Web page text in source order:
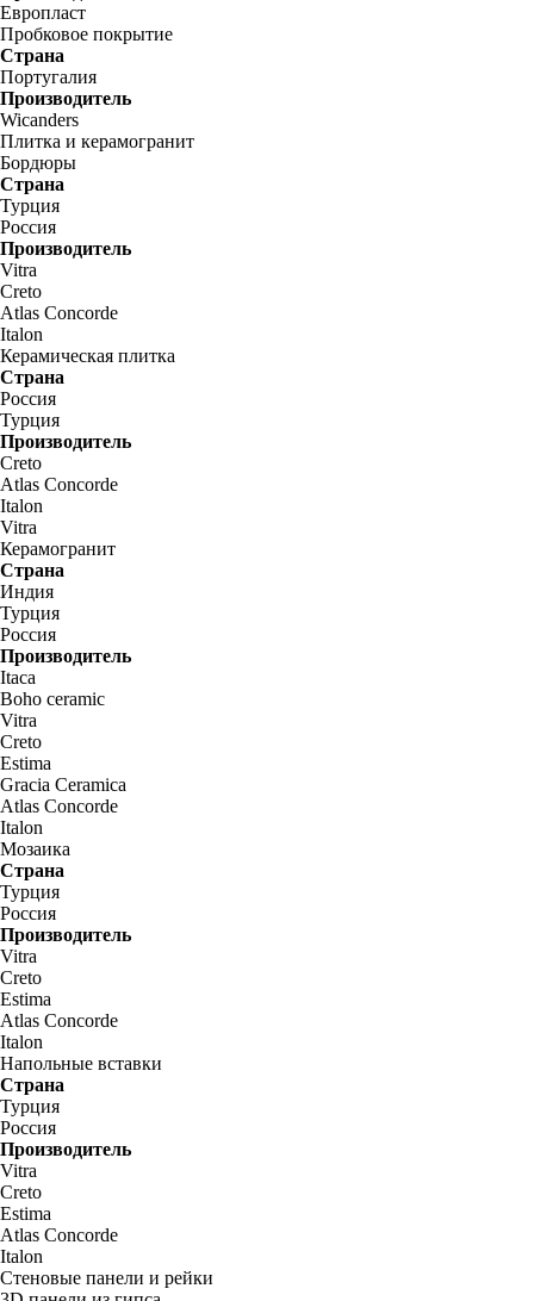
Европласт
Пробковое покрытие
Страна
Португалия
Производитель
Wicanders
Плитка и керамогранит
Бордюры
Страна
Турция
Россия
Производитель
Vitra
Creto
Atlas Concorde
Italon
Керамическая плитка
Страна
Россия
Турция
Производитель
Creto
Atlas Concorde
Italon
Vitra
Керамогранит
Страна
Индия
Турция
Россия
Производитель
Itaca
Boho ceramic
Vitra
Creto
Estima
Gracia Ceramica
Atlas Concorde
Italon
Мозаика
Страна
Турция
Россия
Производитель
Vitra
Creto
Estima
Atlas Concorde
Italon
Напольные вставки
Страна
Турция
Россия
Производитель
Vitra
Creto
Estima
Atlas Concorde
Italon
Стеновые панели и рейки